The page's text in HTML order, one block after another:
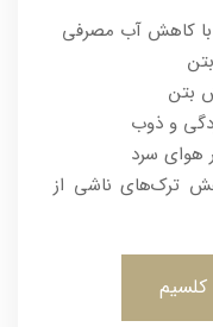
با کاهش آب مصرفی
بتن
و ذوب
هوای سرد
ترک‌های ناشی از
کلسیم